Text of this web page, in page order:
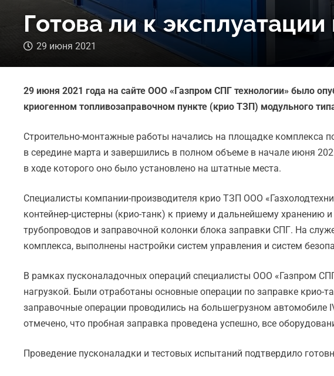
Готова ли к
29 июня 2021
29 июня 2021 года на сайте ООО «Газпром СПГ технологии» было
криогенном топливозаправочном пункте (крио ТЗП) модульного
Строительно-монтажные работы начались на площадке комплекса
в середине марта и завершились в полном объеме в начале июня
в ходе которого оно было установлено на штатные места.
Специалисты компании-производителя крио ТЗП ООО
контейнер-цистерны (крио-танк) к приему и дальнейшему хранению
трубопроводов и заправочной колонки блока заправки СПГ. На
комплекса, выполнены настройки систем управления и систем
В рамках пусконаладочных операций специалисты ООО «Газпром
нагрузкой. Были отработаны основные операции по заправке крио-
заправочные операции проводились на большегрузном
отмечено, что пробная заправка проведена успешно, все
Проведение пусконаладки и тестовых испытаний подтвердило